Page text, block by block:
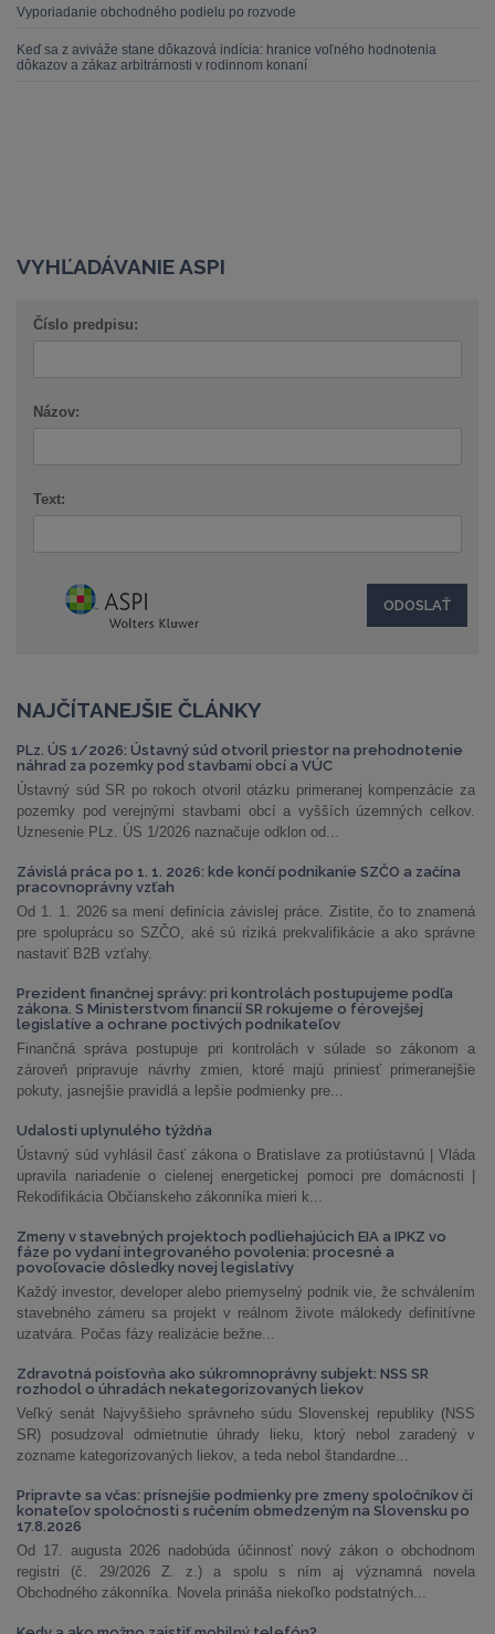
Vyporiadanie obchodného podielu po rozvode
Keď sa z aviváže stane dôkazová indícia: hranice voľného hodnotenia
dôkazov a zákaz arbitrárnosti v rodinnom konaní
VYHĽADÁVANIE ASPI
Číslo predpisu:
Názov:
Text:
NAJČÍTANEJŠIE ČLÁNKY
PLz. ÚS 1/2026: Ústavný súd otvoril priestor na prehodnotenie
náhrad za pozemky pod stavbami obcí a VÚC
Ústavný súd SR po rokoch otvoril otázku primeranej kompenzácie za
pozemky pod verejnými stavbami obcí a vyšších územných celkov.
Uznesenie PLz. ÚS 1/2026 naznačuje odklon od...
Závislá práca po 1. 1. 2026: kde končí podnikanie SZČO a začína
pracovnoprávny vzťah
Od 1. 1. 2026 sa mení definícia závislej práce. Zistite, čo to znamená
pre spoluprácu so SZČO, aké sú riziká prekvalifikácie a ako správne
nastaviť B2B vzťahy.
Prezident finančnej správy: pri kontrolách postupujeme podľa
zákona. S Ministerstvom financií SR rokujeme o férovejšej
legislatíve a ochrane poctivých podnikateľov
Finančná správa postupuje pri kontrolách v súlade so zákonom a
zároveň pripravuje návrhy zmien, ktoré majú priniesť primeranejšie
pokuty, jasnejšie pravidlá a lepšie podmienky pre...
Udalosti uplynulého týždňa
Ústavný súd vyhlásil časť zákona o Bratislave za protiústavnú | Vláda
upravila nariadenie o cielenej energetickej pomoci pre domácnosti |
Rekodifikácia Občianskeho zákonníka mieri k...
Zmeny v stavebných projektoch podliehajúcich EIA a IPKZ vo
fáze po vydaní integrovaného povolenia: procesné a
povoľovacie dôsledky novej legislatívy
Každý investor, developer alebo priemyselný podnik vie, že schválením
stavebného zámeru sa projekt v reálnom živote málokedy definitívne
uzatvára. Počas fázy realizácie bežne...
Zdravotná poisťovňa ako súkromnoprávny subjekt: NSS SR
rozhodol o úhradách nekategorizovaných liekov
Veľký senát Najvyššieho správneho súdu Slovenskej republiky (NSS
SR) posudzoval odmietnutie úhrady lieku, ktorý nebol zaradený v
zozname kategorizovaných liekov, a teda nebol štandardne...
Pripravte sa včas: prísnejšie podmienky pre zmeny spoločníkov či
konateľov spoločnosti s ručením obmedzeným na Slovensku po
17.8.2026
Od 17. augusta 2026 nadobúda účinnosť nový zákon o obchodnom
registri (č. 29/2026 Z. z.) a spolu s ním aj významná novela
Obchodného zákonníka. Novela prináša niekoľko podstatných...